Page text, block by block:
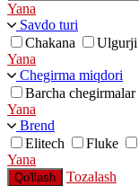
Yana
Savdo turi
Chakana
Ulgurji
Yana
Chegirma miqdori
Barcha chegirmalar
Yana
Brend
Elitech
Fluke
Yana
Qo'llash Tozalash